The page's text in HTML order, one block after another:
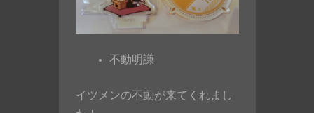
不動明謙
イツメンの不動が来てくれまし